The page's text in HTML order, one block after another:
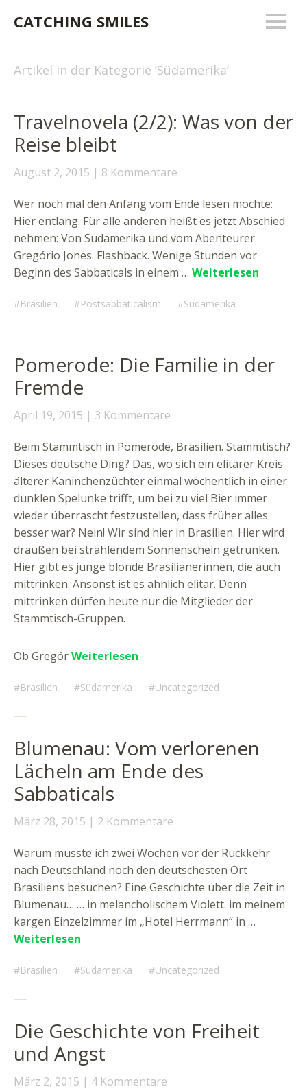
CATCHING SMILES
Artikel in der Kategorie ‘Südamerika’
Travelnovela (2/2): Was von der
Reise bleibt
August 2, 2015 8 Kommentare
Wer noch mal den Anfang vom Ende lesen möchte:
Hier entlang. Für alle anderen heißt es jetzt Abschied
nehmen: Von Südamerika und vom Abenteurer
Gregório Jones. Flashback. Wenige Stunden vor
Beginn des Sabbaticals in einem … Weiterlesen
Brasilien Postsabbaticalism Südamerika
Pomerode: Die Familie in der
Fremde
April 19, 2015 3 Kommentare
Beim Stammtisch in Pomerode, Brasilien. Stammtisch?
Dieses deutsche Ding? Das, wo sich ein elitärer Kreis
älterer Kaninchenzüchter einmal wöchentlich in einer
dunklen Spelunke trifft, um bei zu viel Bier immer
wieder überrascht festzustellen, dass früher alles
besser war? Nein! Wir sind hier in Brasilien. Hier wird
draußen bei strahlendem Sonnenschein getrunken.
Hier gibt es junge blonde Brasilianerinnen, die auch
mittrinken. Ansonst ist es ähnlich elitär. Denn
mittrinken dürfen heute nur die Mitglieder der
Stammtisch-Gruppen.
Ob GregórWeiterlesen
Brasilien Südamerika Uncategorized
Blumenau: Vom verlorenen
Lächeln am Ende des
Sabbaticals
März 28, 2015 2 Kommentare
Warum musste ich zwei Wochen vor der Rückkehr
nach Deutschland noch den deutschesten Ort
Brasiliens besuchen? Eine Geschichte über die Zeit in
Blumenau… … in melancholischem Violett. im meinem
kargen Einzelzimmer im „Hotel Herrmann“ in …
Weiterlesen
Brasilien Südamerika Uncategorized
Die Geschichte von Freiheit
und Angst
März 2, 2015 4 Kommentare